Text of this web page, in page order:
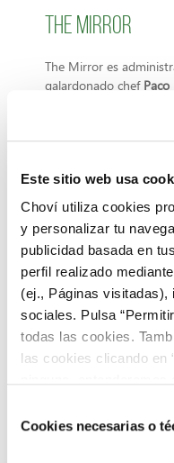
Este sitio web usa
Choví utiliza cookies
y personalizar tu
publicidad basada en
perfil realizado
(ej., Páginas visitadas),
sociales. Pulsa
todas las cookies.
las cookies clicando en
COOKIES.
deCookies necesarias o
The Mirror
The Mirror es
galardonado chef Paco
el mismo nombre,
elegante, y un menú
arroz «socarrat»que
sabor de fondo que
productos de alta
cucharada es una
Maná 75
Justo al lado del Hotel
Barceloneta, Maná 75
colorida, abierta a la
2017, este
fusión, mariscos y
de paella se presenta